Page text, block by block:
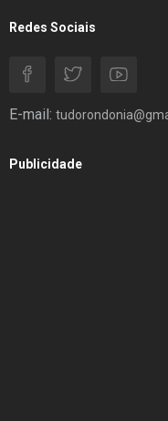
Redes Sociais
E-mail:
Publicidade